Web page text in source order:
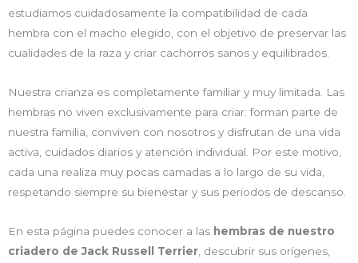
estudiamos cuidadosamente la compatibilidad de cada
hembra con el macho elegido, con el objetivo de preservar las
cualidades de la raza y criar cachorros sanos y equilibrados.
Nuestra crianza es completamente familiar y muy limitada. Las
hembras no viven exclusivamente para criar: forman parte de
nuestra familia, conviven con nosotros y disfrutan de una vida
activa, cuidados diarios y atención individual. Por este motivo,
cada una realiza muy pocas camadas a lo largo de su vida,
respetando siempre su bienestar y sus periodos de descanso.
En esta página puedes conocer a las hembras de nuestro
criadero de Jack Russell Terrier , descubrir sus orígenes,